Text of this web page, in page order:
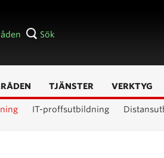
Sök
IT-proffsutbildning
TJÄNSTER VERKTYG